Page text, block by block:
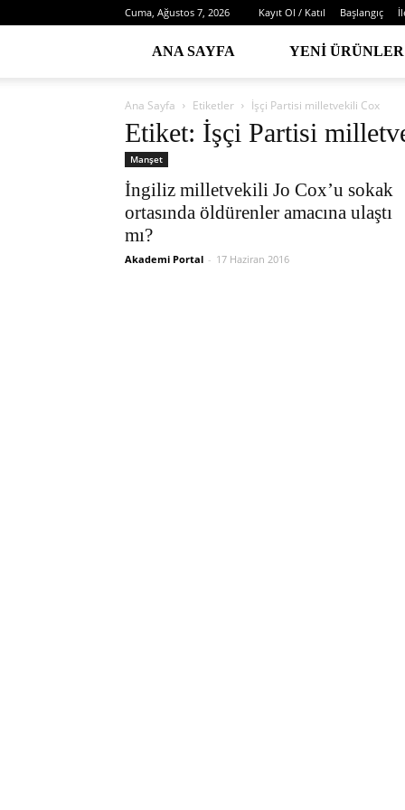
Cuma, Ağustos 7, 2026 Kayıt Ol / Katıl Başlangıç
ANA SAYFA YENI ÜRÜNLER
Ana Sayfa Etiketler İşçi Partisi milletvekili Cox
Etiket: İşçi Partisi
Manşet
İngiliz milletvekili Jo Cox’u sokak
ortasında öldürenler amacına ulaştı
mı?
Akademi Portal - 17 Haziran 2016